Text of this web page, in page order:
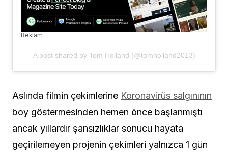
Reklam
A post shared by Tom Holland (@tomholland2013)
Aslında filmin çekimlerine Koronavirüs salgınının
boy göstermesinden hemen önce başlanmıştı
ancak yıllardır şansızlıklar sonucu hayata
geçirilemeyen projenin çekimleri yalnızca 1 gün